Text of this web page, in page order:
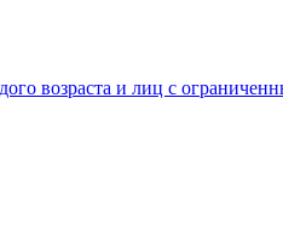
возраста и лиц с